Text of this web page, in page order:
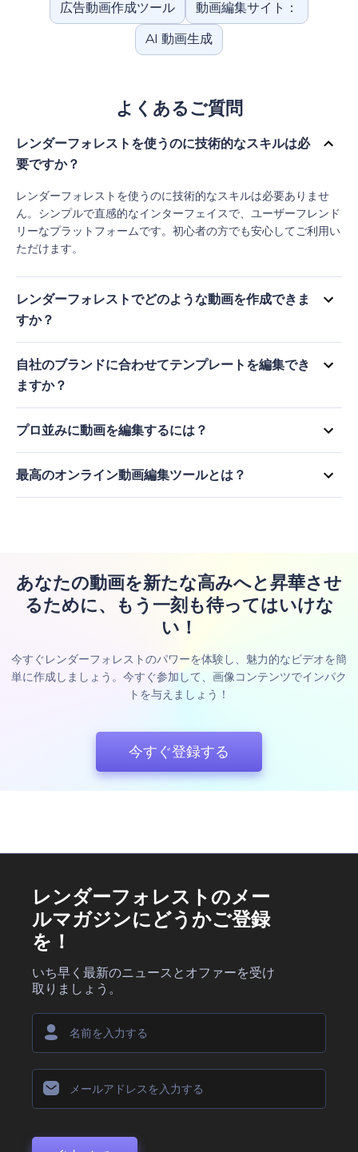
広告動画作成ツール 動画編集サイト：
AI 動画生成
よくあるご質問
レンダーフォレストを使うのに技術的なスキルは必
要ですか？
レンダーフォレストを使うのに技術的なスキルは必要ありませ
ん。シンプルで直感的なインターフェイスで、ユーザーフレンド
リーなプラットフォームです。初心者の方でも安心してご利用い
ただけます。
レンダーフォレストでどのような動画を作成できま
すか？
レンダーフォレストでは、プロモーションビデオ、説明動画、ロ
ゴアニメーション、スライドショー、SNS動画など、様々なタイ
プの動画を作成できます。このプラットフォームは、様々な業界
や目的に合った多様なテンプレートコレクションを提供していま
す。
自社のブランドに合わせてテンプレートを編集でき
ますか？
もちろんです！レンダーフォレストでは、お客様のブランディン
グに合わせてテンプレートを編集できます。独自のロゴを追加し
たり、ブランドカラーを選び、スタイルを反映したフォントを選
びます。これにより、あなたの動画がブランド・アイデンティテ
ィと一貫したものとなり、永続的なインパクトを与えることがで
プロ並みに動画を編集するには？
制限なくプロのように動画を編集する方法をついに見つけたのだ
から！始めるためのヒントがここにあります。
サインインしたら、メニューから"動画編集ツール"を選択して
ください。
テキストのオーバーレイ、トランジション、フィルタ、エフ
ェクトで動画をさらに楽しみましょう。
色、フォント、その他の設定を調整することで、画像面を編
BGMを追加したり、音量レベルを調整したりして、オーディ
オをさらに調整できます。
編集した動画をプレビューして、ご期待に沿うものであるこ
満足したら、お好みの解像度とフォーマットで最終動画をエ
クスポートします。
最高のオンライン動画編集ツールとは？
優れたオンライン動画変種ツールがいくつかあり、それぞれが独
あなたの動画を新たな高みへと昇華させ
るために、もう一刻も待ってはいけな
い！
今すぐレンダーフォレストのパワーを体験し、魅力的なビデオを簡
単に作成しましょう。今すぐ参加して、画像コンテンツでインパク
トを与えましょう！
今すぐ登録する
レンダーフォレストのメー
ルマガジンにどうかご登録
を！
いち早く最新のニュースとオファーを受け
取りましょう。